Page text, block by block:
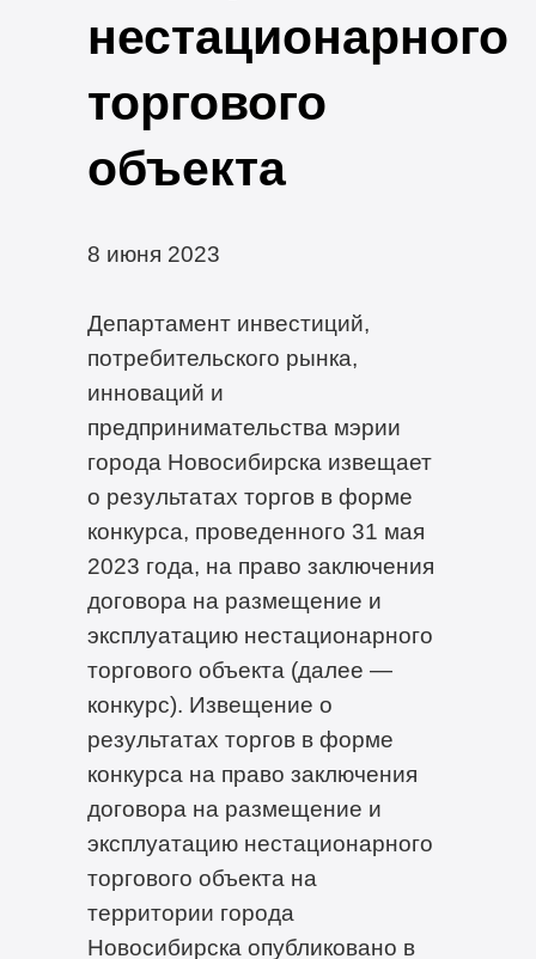
нестационарного
торгового
объекта
8 июня 2023
Департамент инвестиций,
потребительского рынка,
инноваций и
предпринимательства мэрии
города Новосибирска извещает
о результатах торгов в форме
конкурса, проведенного 31 мая
2023 года, на право заключения
договора на размещение и
эксплуатацию нестационарного
торгового объекта (далее —
конкурс). Извещение о
результатах торгов в форме
конкурса на право заключения
договора на размещение и
эксплуатацию нестационарного
торгового объекта на
территории города
Новосибирска опубликовано в